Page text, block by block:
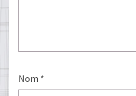
Nom *